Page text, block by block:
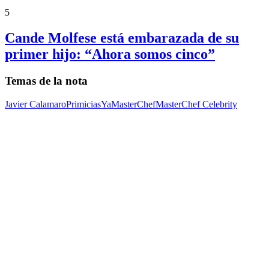
5
Cande Molfese está embarazada de su
primer hijo: “Ahora somos cinco”
Temas de la nota
Javier CalamaroPrimiciasYaMasterChefMasterChef Celebrity